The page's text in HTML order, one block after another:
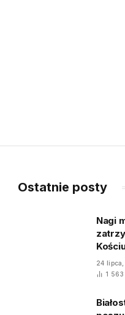
Ostatnie posty
Nagi
24
1